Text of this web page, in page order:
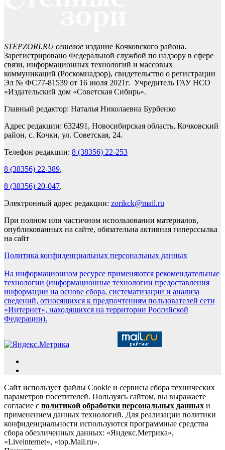
STEPZORI.RU сетевое издание Кочковского района.
Зарегистрировано Федеральной службой по надзору в сфере
связи, информационных технологий и массовых
коммуникаций (Роскомнадзор), свидетельство о регистрации
Эл № ФС77-81539 от 16 июля 2021г. Учредитель ГАУ НСО
«Издательский дом «Советская Сибирь».
Главный редактор: Наталья Николаевна Бурбенко
Адрес редакции: 632491, Новосибирская область, Кочковский
район, с. Кочки, ул. Советская, 24.
Телефон редакции: 8 (38356) 22-253
8 (38356) 22-389,
8 (38356) 20-047.
Электронный адрес редакции: zorikck@mail.ru
При полном или частичном использовании материалов,
опубликованных на сайте, обязательна активная гиперссылка
на сайт
Политика конфиденциальных персональных данных
На информационном ресурсе применяются рекомендательные
технологии (информационные технологии предоставления
информации на основе сбора, систематизации и анализа
сведений, относящихся к предпочтениям пользователей сети
«Интернет», находящихся на территории Российской
Федерации).
Сайт использует файлы Cookie и сервисы сбора технических
параметров посетителей. Пользуясь сайтом, вы выражаете
согласие с политикой обработки персональных данных и
применением данных технологий. Для реализации политики
конфиденциальности используются программные средства
сбора обезличенных данных: «Яндекс.Метрика»,
«Liveinternet», «top.Mail.ru».